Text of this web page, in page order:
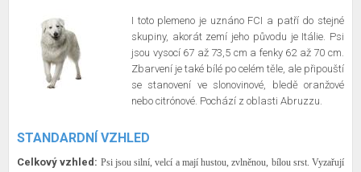
I toto plemeno je uznáno FCI a patří do stejné
skupiny, akorát zemí jeho původu je Itálie. Psi
jsou vysocí 67 až 73,5 cm a fenky 62 až 70 cm.
Zbarvení je také bílé po celém těle, ale připouští
se stanovení ve slonovinové, bledě oranžové
nebo citrónové. Pochází z oblasti Abruzzu.
STANDARDNÍ VZHLED
Celkový vzhled: Psi jsou silní, velcí a mají hustou, zvlněnou, bílou srst. Vyzařují